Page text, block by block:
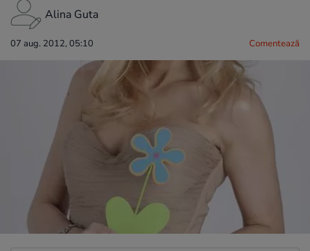
Alina Guta
07 aug. 2012, 05:10 Comentează